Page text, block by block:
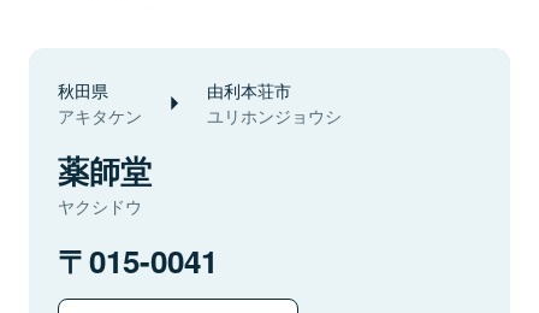
秋田県
アキタケン
由利本荘市
ユリホンジョウシ
薬師堂
ヤクシドウ
015-0041